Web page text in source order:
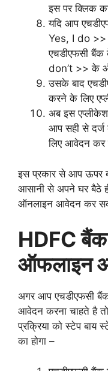
इस पर क्लिक
यदि आप
Yes, I do >>
एचडीएफसी बैंक
don’t >> के
उसके बाद
करने के लिए
अब इस
आप सही से
लिए आवेदन कर
इस प्रकार से आप ऊपर
आसानी से अपने घर बैठे
ऑनलाइन आवेदन कर
HDFC बैंक
ऑफलाइन
अगर आप एचडीएफसी
आवेदन करना चाहते है
प्रक्रिया को स्टेप बाय
का होगा –